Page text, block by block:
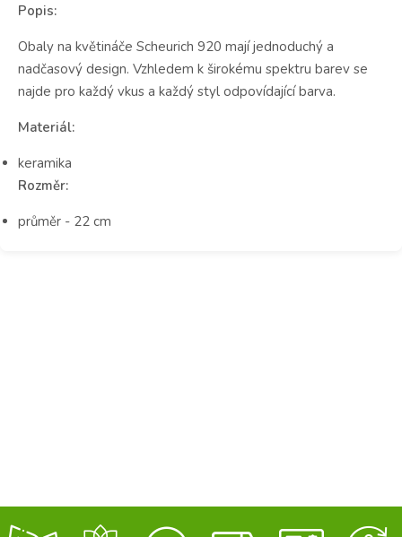
Popis:
Obaly na květináče Scheurich 920 mají jednoduchý a
nadčasový design. Vzhledem k širokému spektru barev se
najde pro každý vkus a každý styl odpovídající barva.
Materiál:
keramika
Rozměr:
průměr - 22 cm